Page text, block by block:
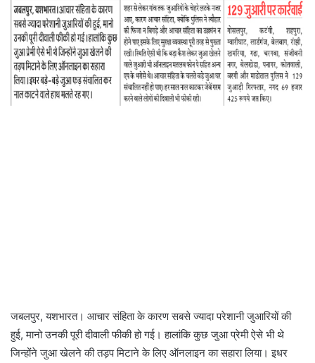
जबलपुर, यशभारत। आचार संहिता के कारण सबसे ज्यादा परेशानी जुआरियों की
हुई, मानो उनकी पूरी दीवाली फीकी हो गई। हालांकि कुछ जुआ प्रेमी ऐसे भी थे
जिन्होंने जुआ खेलने की तड़प मिटाने के लिए ऑनलाइन का सहारा लिया। इधर